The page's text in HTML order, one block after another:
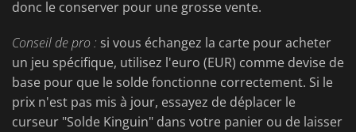
donc le conserver pour une grosse vente.
Conseil de pro : si vous échangez la carte pour acheter
un jeu spécifique, utilisez l'euro (EUR) comme devise de
base pour que le solde fonctionne correctement. Si le
prix n'est pas mis à jour, essayez de déplacer le
curseur "Solde Kinguin" dans votre panier ou de laisser